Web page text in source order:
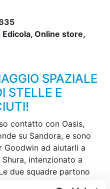
Edicola, Online store,
SPAZIALE
STELLE E
contatto con Oasis,
su Sandora, e sono
Goodwin ad aiutarli a
intenzionato a
due squadre partono